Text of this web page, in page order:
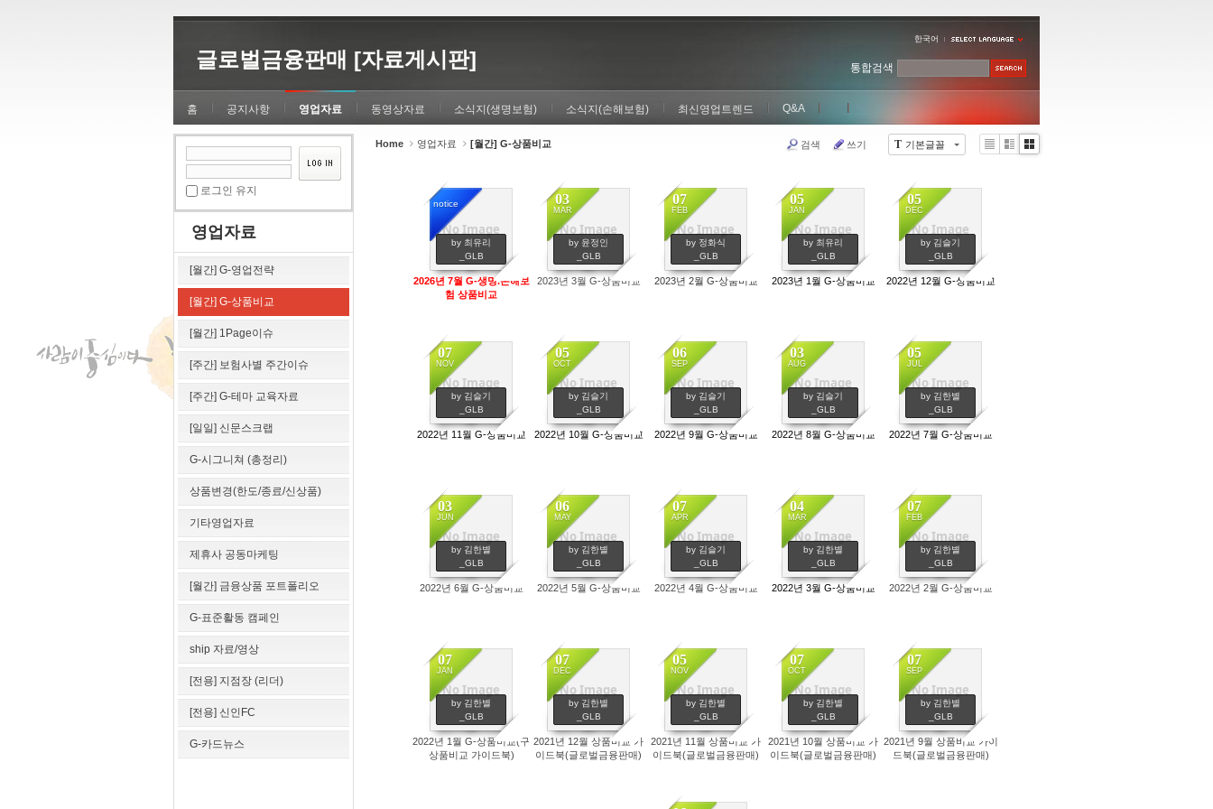
글로벌금융판매 [자료게시판]
한국어
홈 공지사항 영업자료 동영상자료 소식지(생명보험) 소식지(손해보험) 최신영업트렌드 Q&A
통합검색
로그인 유지
영업자료
[월간] G-영업전략
[월간] G-상품비교
[월간] 1Page이슈
[주간] 보험사별 주간이슈
[주간] G-테마 교육자료
[일일] 신문스크랩
G-시그니쳐 (총정리)
상품변경(한도/종료/신상품)
기타영업자료
제휴사 공동마케팅
[월간] 금융상품 포트폴리오
G-표준활동 캠페인
ship 자료/영상
[전용] 지점장 (리더)
[전용] 신인FC
G-카드뉴스
Home 영업자료 [월간] G-상품비교 T 기본글꼴
검색 쓰기
Li
Zi
G
No Image
notice
by 최유리
_GLB
995
2026년 7월 G-생명.손해보
험 상품비교
No Image
03
MAR
by 윤정인
_GLB
819
2023년 3월 G-상품비교
No Image
07
FEB
by 정화식
_GLB
699
2023년 2월 G-상품비교
No Image
05
JAN
by 최유리
_GLB
804
2023년 1월 G-상품비교
No Image
05
DEC
by 김슬기
_GLB
705
2022년 12월 G-상품비교
No Image
07
NOV
by 김슬기
_GLB
647
2022년 11월 G-상품비교
No Image
05
OCT
by 김슬기
_GLB
697
2022년 10월 G-상품비교
No Image
06
SEP
by 김슬기
_GLB
546
2022년 9월 G-상품비교
No Image
03
AUG
by 김슬기
_GLB
622
2022년 8월 G-상품비교
No Image
05
JUL
by 김한별
_GLB
650
2022년 7월 G-상품비교
No Image
03
JUN
by 김한별
_GLB
687
2022년 6월 G-상품비교
No Image
06
MAY
by 김한별
_GLB
610
2022년 5월 G-상품비교
No Image
07
APR
by 김슬기
_GLB
747
2022년 4월 G-상품비교
No Image
04
MAR
by 김한별
_GLB
711
2022년 3월 G-상품비교
No Image
07
FEB
by 김한별
_GLB
588
2022년 2월 G-상품비교
No Image
07
JAN
by 김한별
_GLB
611
2022년 1월 G-상품비교(구
상품비교 가이드북)
No Image
07
DEC
by 김한별
_GLB
559
2021년 12월 상품비교 가
이드북(글로벌금융판매)
No Image
05
NOV
by 김한별
_GLB
535
2021년 11월 상품비교 가
이드북(글로벌금융판매)
No Image
07
OCT
by 김한별
_GLB
515
2021년 10월 상품비교 가
이드북(글로벌금융판매)
No Image
07
SEP
by 김한별
_GLB
432
2021년 9월 상품비교 가이
드북(글로벌금융판매)
Sketchbook5, 스케치북5
Sketchbook5, 스케치북5
Sketchbook5, 스케치북5
Sketchbook5, 스케치북5